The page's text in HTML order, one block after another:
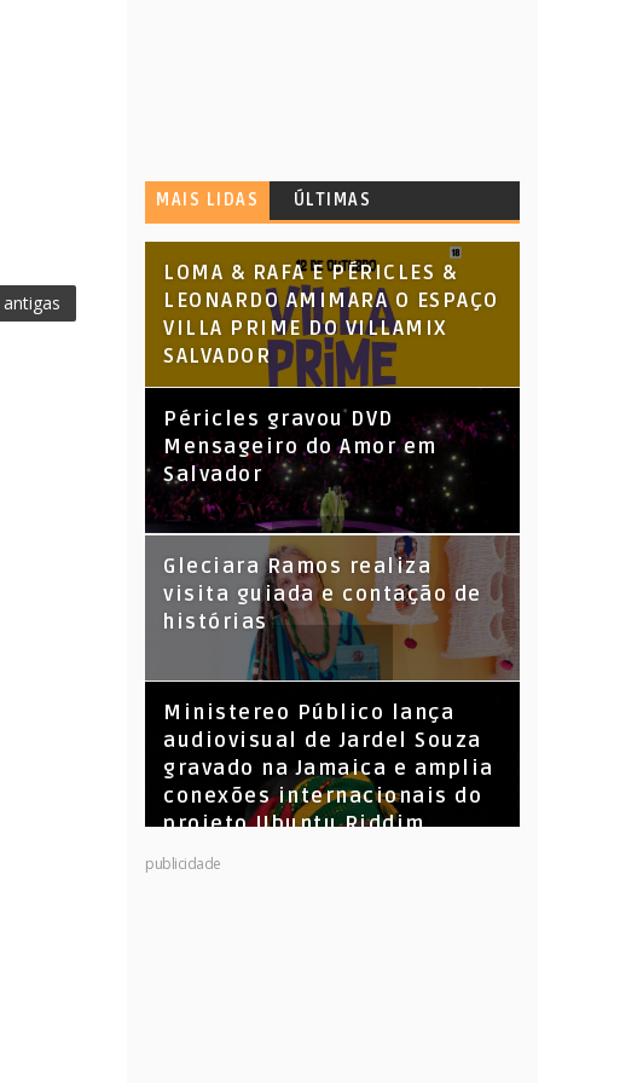
MAIS LIDAS ÚLTIMAS
LOMA & RAFA E PÉRICLES &
LEONARDO AMIMARA O ESPAÇO
VILLA PRIME DO VILLAMIX
SALVADOR
Péricles gravou DVD
Mensageiro do Amor em
Salvador
KL Jay (Racionais MC’s), DJ
Raíz e DJ Leandro Vitrola na
BIGSHAKE 14
Gleciara Ramos realiza
visita guiada e contação de
histórias
​Ministereo Público lança
audiovisual de Jardel Souza
gravado na Jamaica e amplia
conexões internacionais do
projeto Ubuntu Riddim
publicidade